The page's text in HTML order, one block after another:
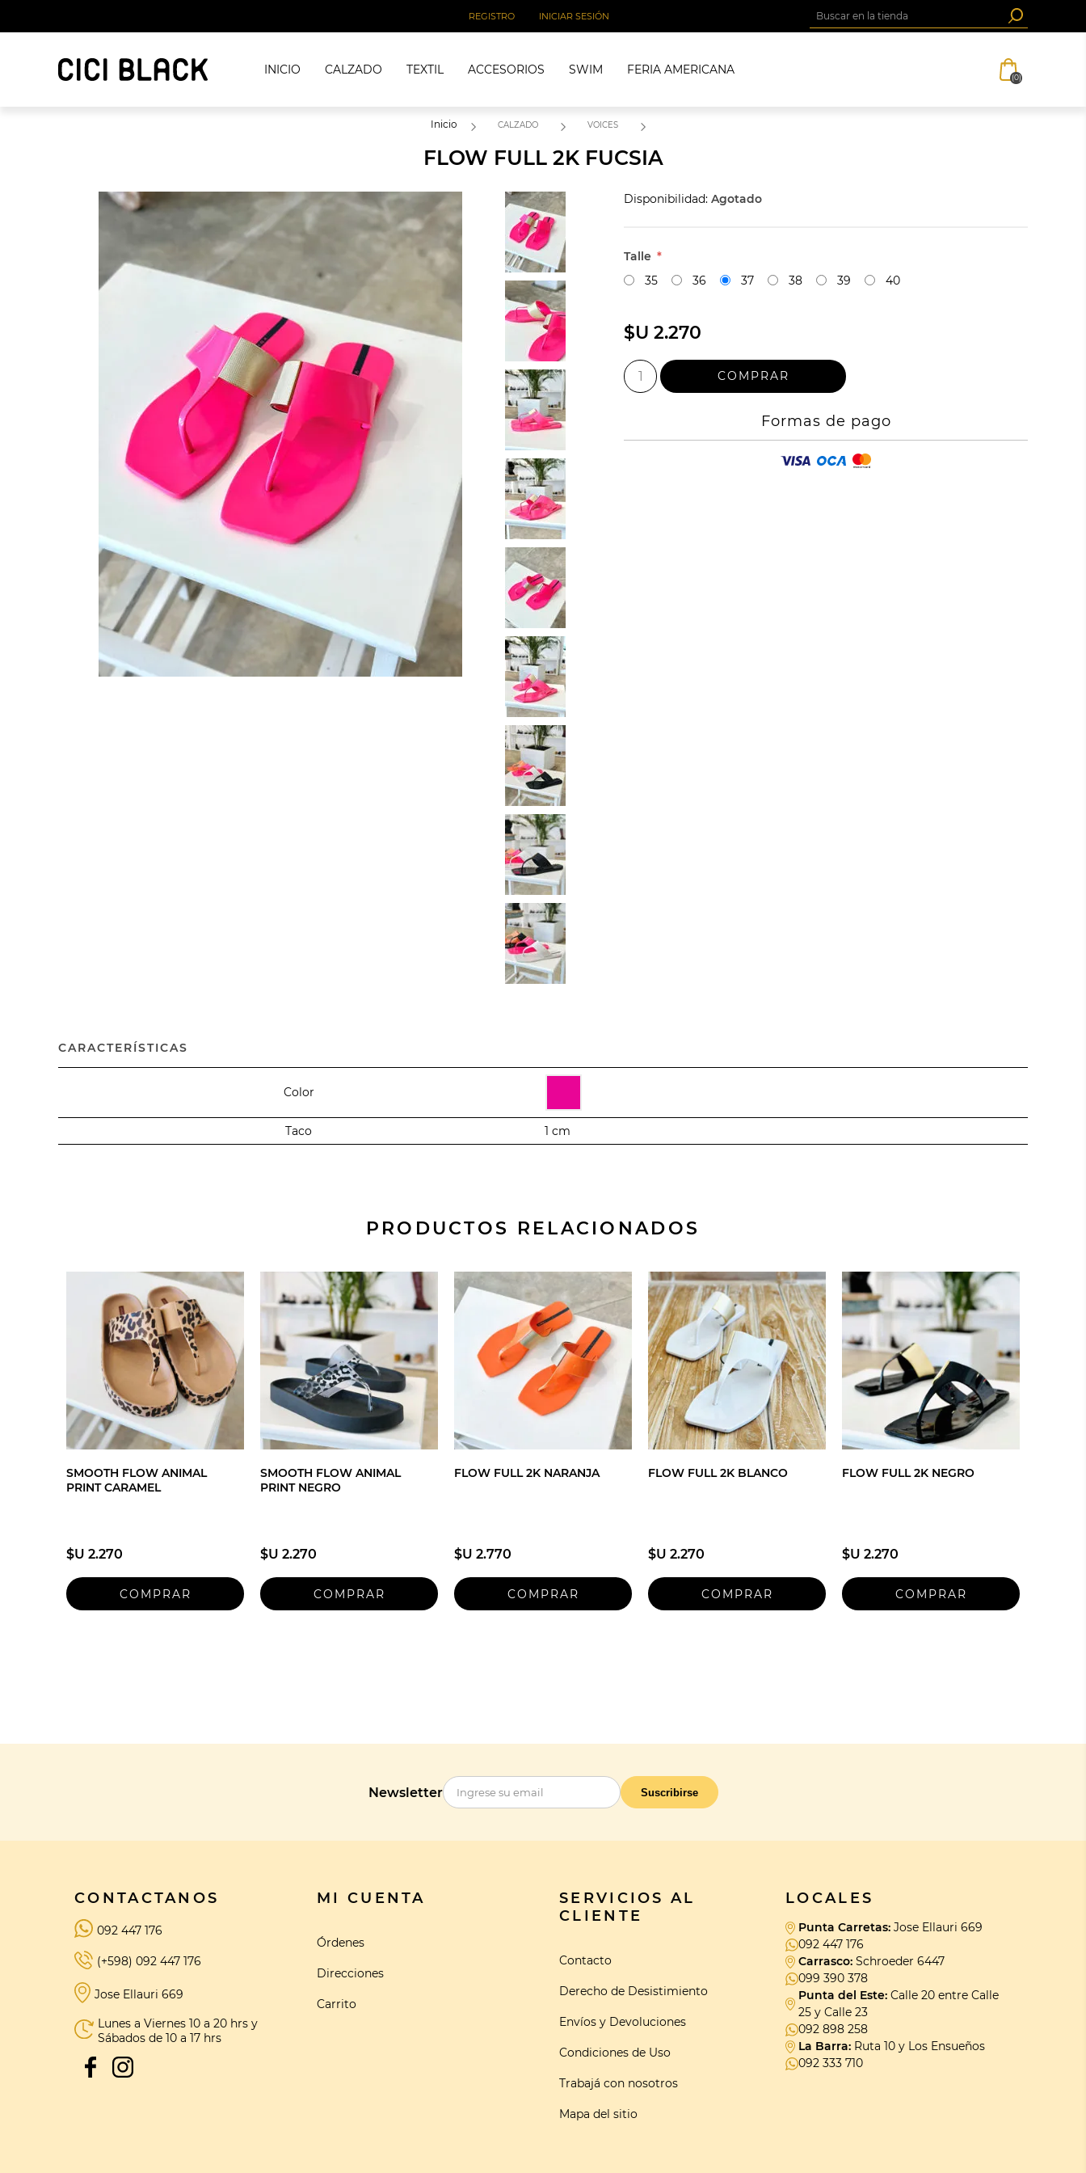
REGISTRO INICIAR SESIÓN
INICIO CALZADO TEXTIL ACCESORIOS SWIM FERIA AMERICANA
(0)
Inicio CALZADO VOICES
FLOW FULL 2K FUCSIA
Disponibilidad: Agotado
Talle *
35
36 37 38 39 40
$U 2.270
Formas de pago
CARACTERÍSTICAS
Color
Taco 1 cm
PRODUCTOS RELACIONADOS
SMOOTH FLOW ANIMAL
PRINT CARAMEL
$U 2.270
SMOOTH FLOW ANIMAL
PRINT NEGRO
$U 2.270
FLOW FULL 2K NARANJA
$U 2.770
FLOW FULL 2K BLANCO
$U 2.270
FLOW FULL 2K NEGRO
$U 2.270
Newsletter Suscribirse
CONTACTANOS
092 447 176
(+598) 092 447 176
Jose Ellauri 669
Lunes a Viernes 10 a 20 hrs y
Sábados de 10 a 17 hrs
MI CUENTA
Órdenes
Direcciones
Carrito
SERVICIOS AL
CLIENTE
Contacto
Derecho de Desistimiento
Envíos y Devoluciones
Condiciones de Uso
Trabajá con nosotros
Mapa del sitio
LOCALES
Punta Carretas: Jose Ellauri 669
092 447 176
Carrasco: Schroeder 6447
099 390 378
Punta del Este: Calle 20 entre Calle
25 y Calle 23
092 898 258
La Barra: Ruta 10 y Los Ensueños
092 333 710